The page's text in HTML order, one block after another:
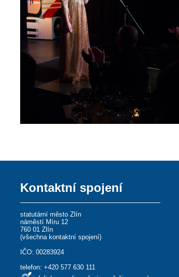
Kontaktní spojení
statutární město Zlín
náměstí Míru 12
760 01 Zlín
(všechna kontaktní spojení)
IČO: 00283924
telefon:+420 577 630 111